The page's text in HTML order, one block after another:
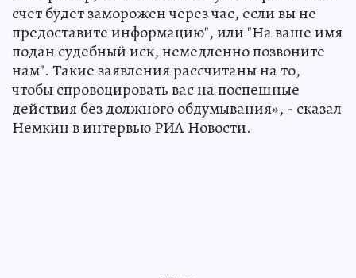
счет будет заморожен через час, если вы не
предоставите информацию", или "На ваше имя
подан судебный иск, немедленно позвоните
нам". Такие заявления рассчитаны на то,
чтобы спровоцировать вас на поспешные
действия без должного обдумывания», - сказал
Немкин в интервью РИА Новости.